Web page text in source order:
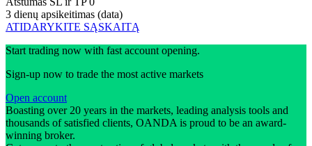
3 dienų apsikeitimas (data)
ATIDARYKITE SĄSKAITĄ
Start trading now with fast account opening.
Sign-up now to trade the most active markets
Open account
Boasting over 20 years in the markets, leading analysis tools and
thousands of satisfied clients, OANDA is proud to be an award-
winning broker.